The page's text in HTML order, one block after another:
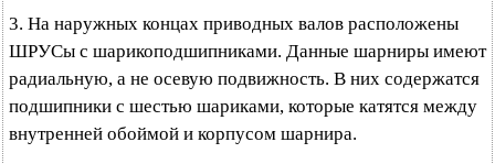
3. На наружных концах приводных валов расположены
ШРУСы с шарикоподшипниками. Данные шарниры имеют
радиальную, а не осевую подвижность. В них содержатся
подшипники с шестью шариками, которые катятся между
внутренней обоймой и корпусом шарнира.